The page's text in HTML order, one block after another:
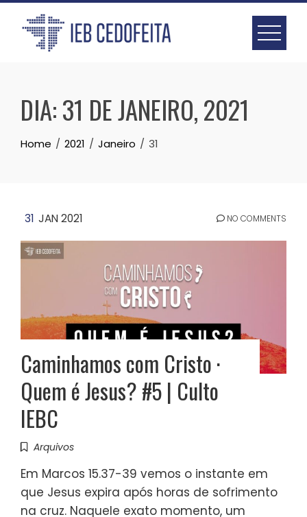
Skip
content
DIA:31 DE JANEIRO, 2021
Home 2021 Janeiro 31
31 JAN 2021 NO COMMENTS
Caminhamos com Cristo ·
Quem é Jesus? #5 | Culto
IEBC
Arquivos
Em Marcos 15.37-39 vemos o instante em
que Jesus expira após horas de sofrimento
na cruz. Naquele exato momento, um